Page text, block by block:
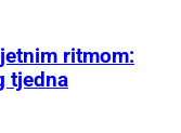
ritmom:
tjedna